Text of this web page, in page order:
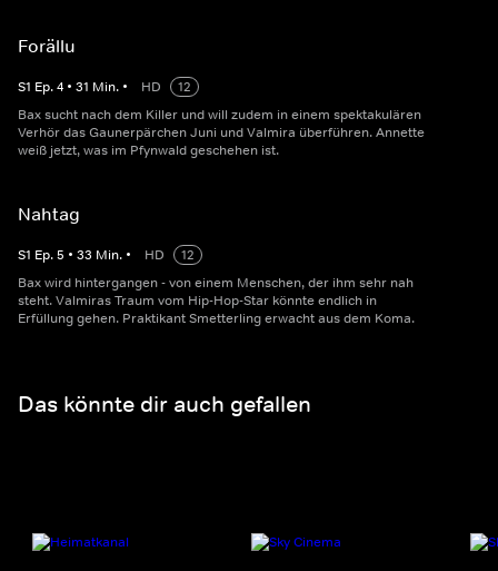
Forällu
S1 Ep.4 • 31 Min. • HD
12
Bax sucht nach dem Killer und will zudem in einem spektakulären
Verhör das Gaunerpärchen Juni und Valmira überführen. Annette
weiß jetzt, was im Pfynwald geschehen ist.
Nahtag
S1 Ep.5 • 33 Min. • HD
12
Bax wird hintergangen - von einem Menschen, der ihm sehr nah
steht. Valmiras Traum vom Hip-Hop-Star könnte endlich in
Erfüllung gehen. Praktikant Smetterling erwacht aus dem Koma.
Das könnte dir auch gefallen